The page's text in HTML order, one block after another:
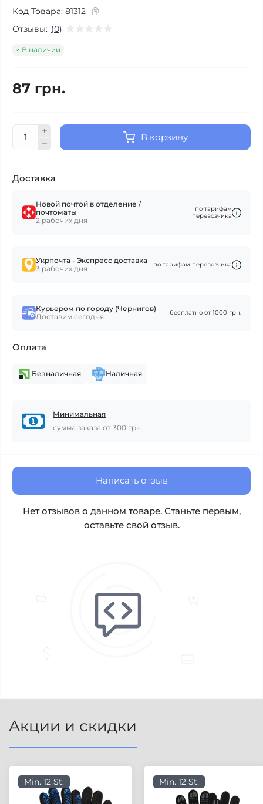
Код Товара: 81312
Отзывы: (0)
В наличии
87 грн.
В корзину
Доставка
Новой почтой в отделение /
почтоматы
2 рабочих дня
по тарифам
перевозчика
Укрпочта - Экспресс доставка
3 рабочих дня
по тарифам перевозчика
Курьером по городу (Чернигов)
Доставим сегодня
бесплатно от 1000 грн.
Оплата
Безналичная Наличная
Минимальная
сумма заказа от 300 грн
Написать отзыв
Нет отзывов о данном товаре. Станьте первым,
оставьте свой отзыв.
Акции и скидки
Min. 12 St. Min. 12 St.